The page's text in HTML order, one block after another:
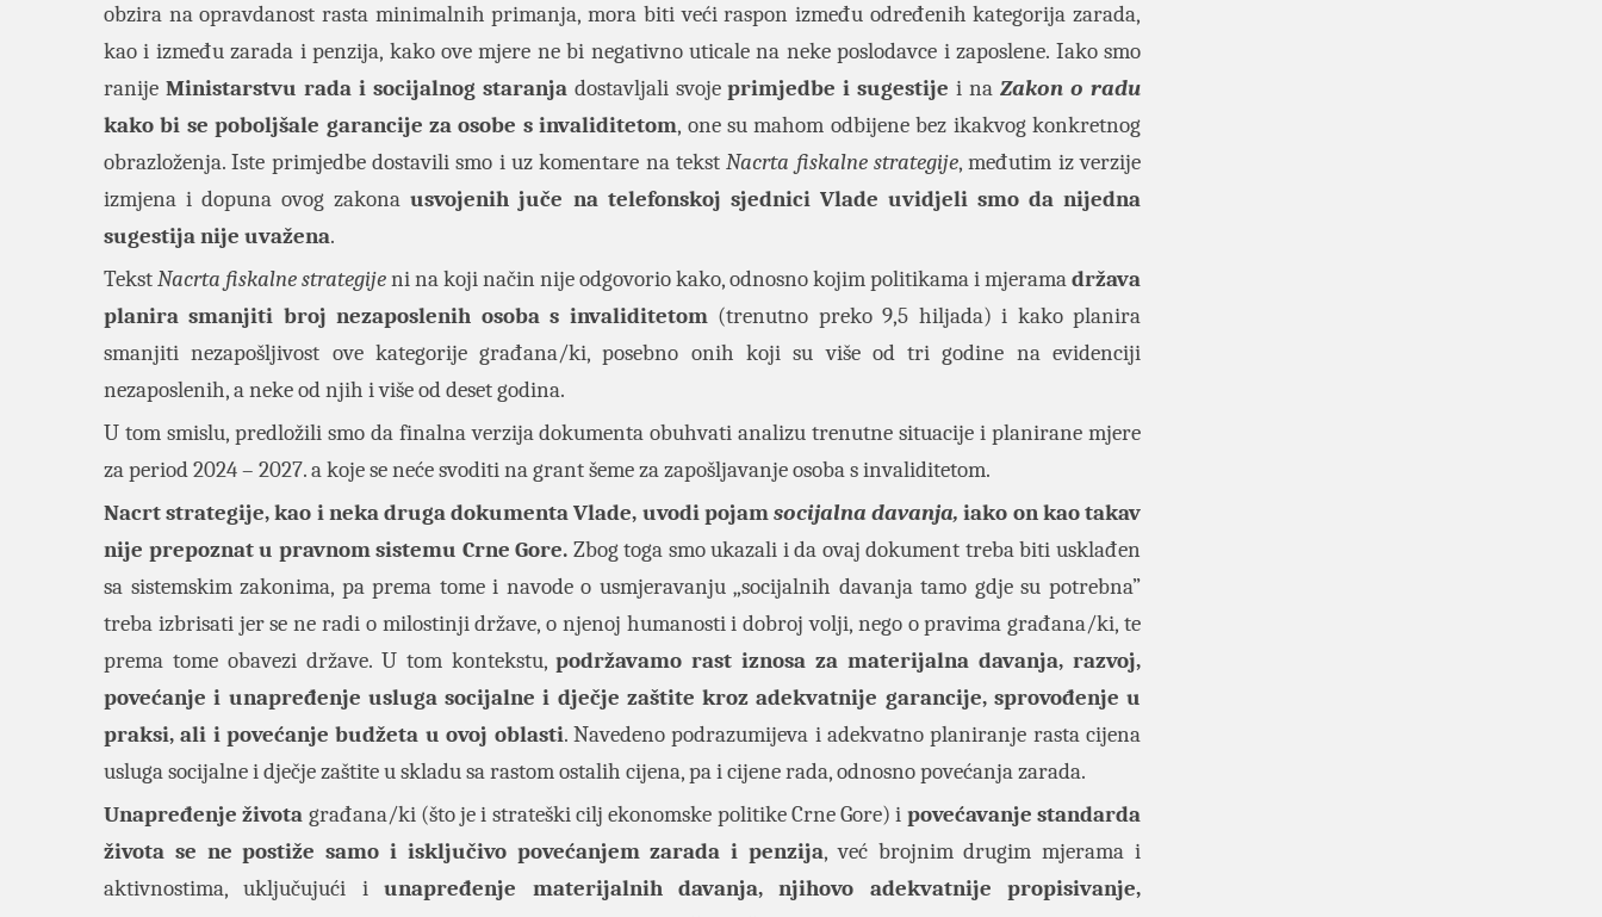
obzira na opravdanost rasta minimalnih primanja, mora biti veći raspon između određenih kategorija zarada,
kao i između zarada i penzija, kako ove mjere ne bi negativno uticale na neke poslodavce i zaposlene. Iako smo
ranije Ministarstvu rada i socijalnog staranjadostavljali svojeprimjedbe i sugestije i naZakon o radu
kako bi se poboljšale garancije za osobe s invaliditetom, one su mahom odbijene bez ikakvog konkretnog
obrazloženja. Iste primjedbe dostavili smo i uz komentare na tekstNacrta fiskalne strategije, međutim iz verzije
izmjena i dopuna ovog zakonausvojenih juče na telefonskoj sjednici Vlade uvidjeli smo da nijedna
sugestija nije uvažena.
TekstNacrta fiskalne strategijeni na koji način nije odgovorio kako, odnosno kojim politikama i mjeramadržava
planira smanjiti broj nezaposlenih osoba s invaliditetom(trenutno preko 9,5 hiljada) i kako planira
smanjiti nezapošljivost ove kategorije građana/ki, posebno onih koji su više od tri godine na evidenciji
nezaposlenih, a neke od njih i više od deset godina.
U tom smislu, predložili smo da finalna verzija dokumenta obuhvati analizu trenutne situacije i planirane mjere
za period 2024 – 2027. a koje se neće svoditi na grant šeme za zapošljavanje osoba s invaliditetom.
Nacrt strategije, kao i neka druga dokumenta Vlade, uvodi pojamsocijalna davanja, iako on kao takav
nije prepoznat u pravnom sistemu Crne Gore. Zbog toga smo ukazali i da ovaj dokument treba biti usklađen
sa sistemskim zakonima, pa prema tome i navode o usmjeravanju „socijalnih davanja tamo gdje su potrebna”
treba izbrisati jer se ne radi o milostinji države, o njenoj humanosti i dobroj volji, nego o pravima građana/ki, te
prema tome obavezi države. U tom kontekstu,podržavamo rast iznosa za materijalna davanja, razvoj,
povećanje i unapređenje usluga socijalne i dječje zaštite kroz adekvatnije garancije, sprovođenje u
praksi, ali i povećanje budžeta u ovoj oblasti. Navedeno podrazumijeva i adekvatno planiranje rasta cijena
usluga socijalne i dječje zaštite u skladu sa rastom ostalih cijena, pa i cijene rada, odnosno povećanja zarada.
Unapređenje života građana/ki (što je i strateški cilj ekonomske politike Crne Gore) i povećavanje standarda
života se ne postiže samo i isključivo povećanjem zarada i penzija, već brojnim drugim mjerama i
aktivnostima, uključujući iunapređenje materijalnih davanja, njihovo adekvatnije propisivanje,